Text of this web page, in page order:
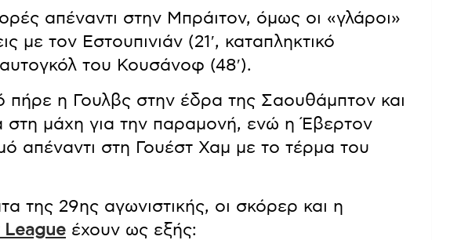
απέναντι στην Μπράιτον, όμως οι «γλάροι»
με τον Εστουπινιάν (21′, καταπληκτικό
του Κουσάνοφ (48′).
πήρε η Γουλβς στην έδρα της Σαουθάμπτον και
στη μάχη για την παραμονή, ενώ η Έβερτον
απέναντι στη Γουέστ Χαμ με το τέρμα του
της 29ης αγωνιστικής, οι σκόρερ και η
League έχουν ως εξής: